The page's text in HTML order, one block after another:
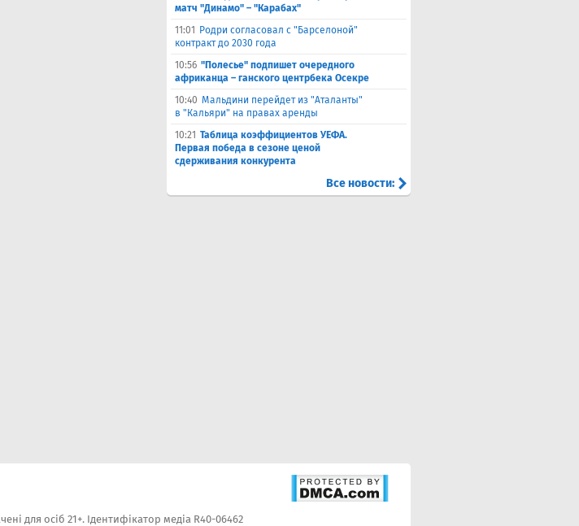
матч "Динамо" – "Карабах"
11:01
Родри согласовал с "Барселоной"
контракт до 2030 года
10:56 "Полесье" подпишет очередного
африканца – ганского центрбека Осекре
10:40 Мальдини перейдет из "Аталанты"
в "Кальяри" на правах аренды
10:21 Таблица коэффициентов УЕФА.
Первая победа в сезоне ценой
сдерживания конкурента
Все новости:
для осіб 21+. Ідентифікатор медіа R40-06462